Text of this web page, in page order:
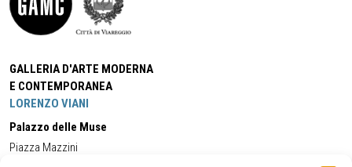
GALLERIA D'ARTE MODERNA
E CONTEMPORANEA
LORENZO VIANI
Palazzo delle Muse
Piazza Mazzini